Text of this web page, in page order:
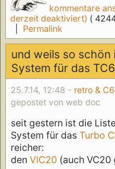
kommentare
derzeit deaktiviert) (
Permalink
und weils so schön
System für das
25.7.14, 12:48 - retro &
gepostet von web doc
seit gestern ist die
System für das Turbo
reicher:
den VIC20 (auch VC20